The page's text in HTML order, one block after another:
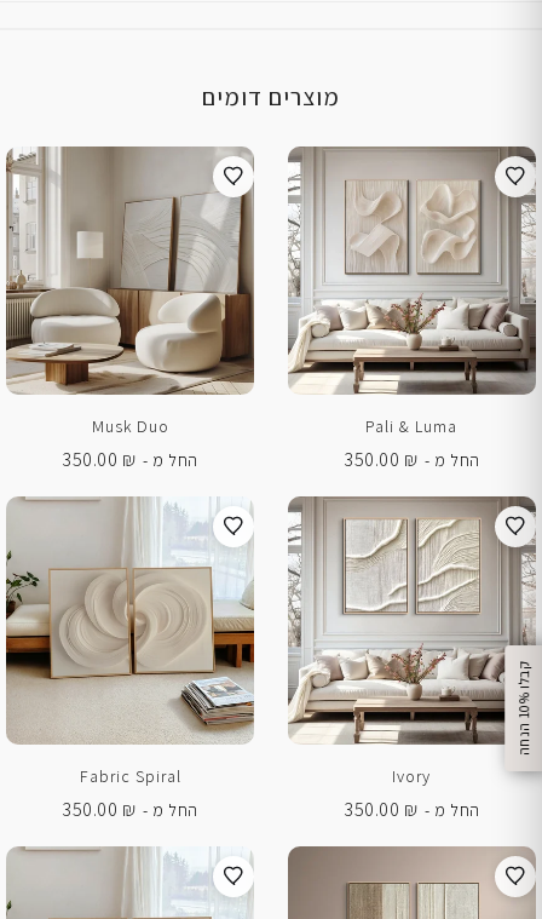
ק
ב
ל
ו
1
0
%
ה
נ
ח
ה
מוצרים דומים
Pali & Luma
החל מ -
350.00 ₪
Musk Duo
החל מ -
350.00 ₪
Ivory
החל מ -
350.00 ₪
Fabric Spiral
החל מ -
350.00 ₪